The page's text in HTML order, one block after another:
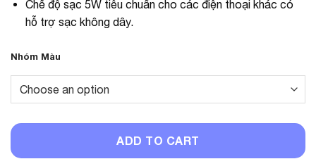
Chế độ sạc 5W tiêu chuẩn cho các điện thoại khác có
hỗ trợ sạc không dây.
Nhóm Màu
ADD TO CART